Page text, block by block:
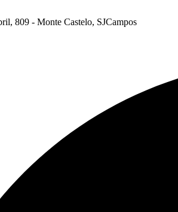
809 - Monte Castelo, SJCampos